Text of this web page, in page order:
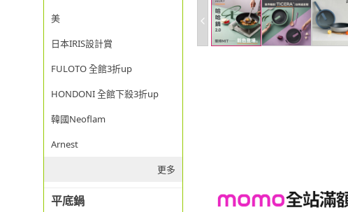
美
日本IRIS設計賞
FULOTO 全館3折up
HONDONI 全館下殺3折up
韓國Neoflam
Arnest
更多
平底鍋